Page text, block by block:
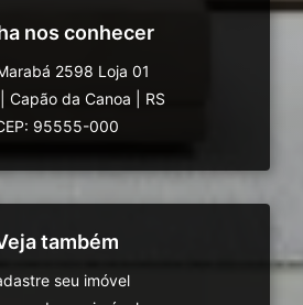
nos conhecer
2598 Loja 01
Capão da Canoa
RS
95555-000
também
seu imóvel